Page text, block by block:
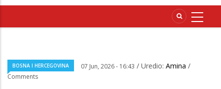
BOSNA I HERCEGOVINA 07 Jun, 2026 - 16:43 / Uredio: Amina /
Comments